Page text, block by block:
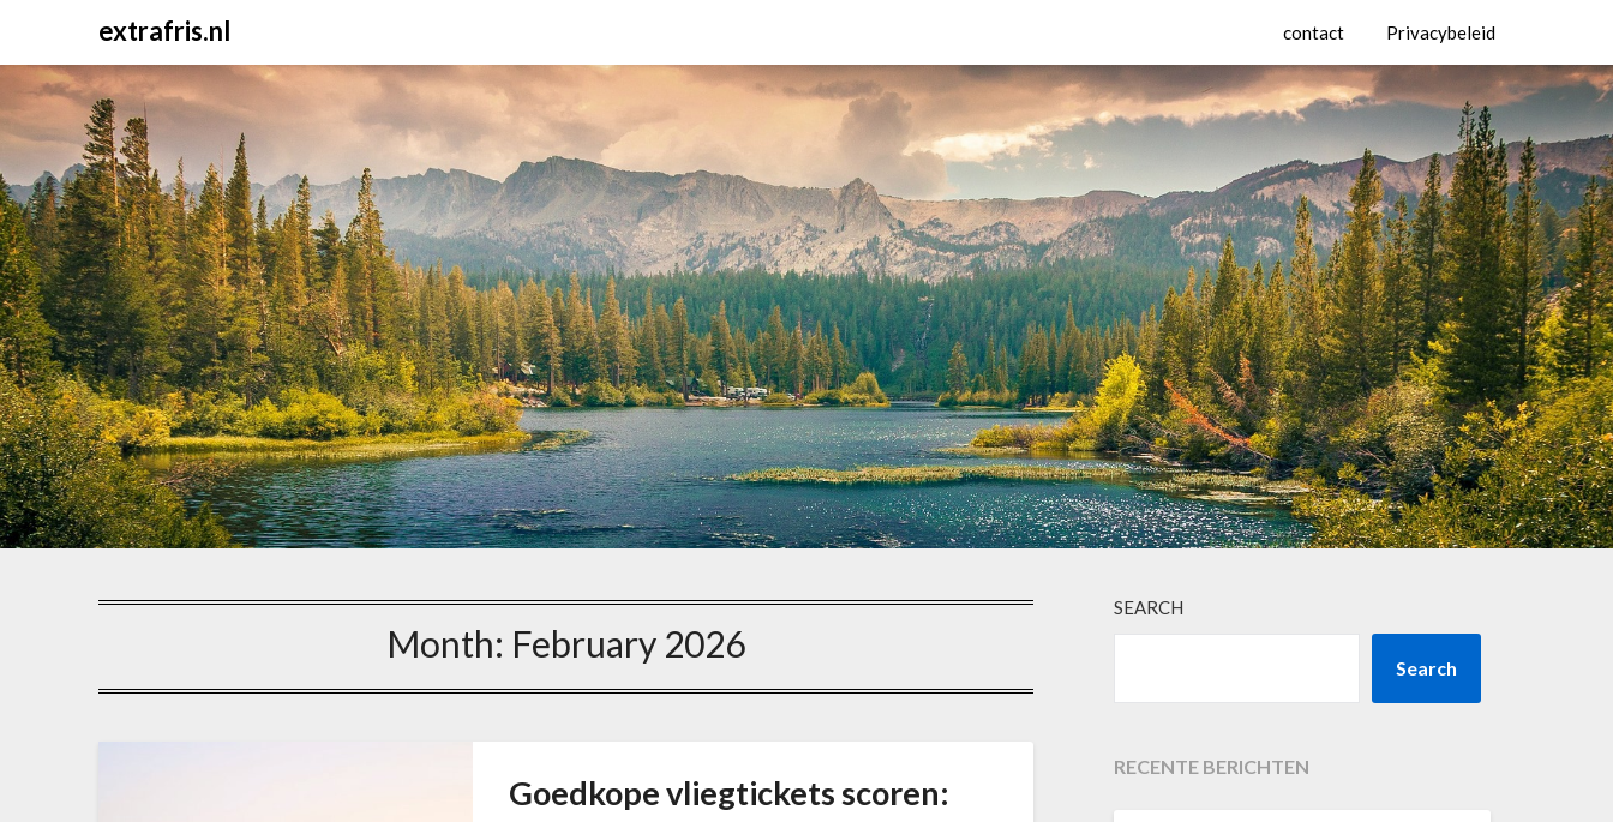
content
extrafris.nl contact Privacybeleid
Month: February 2026
Goedkope vliegtickets scoren:
SEARCH
Search
RECENTE BERICHTEN